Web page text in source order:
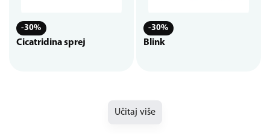
-30%
Cicatridina sprej
-30%
Blink
Učitaj više